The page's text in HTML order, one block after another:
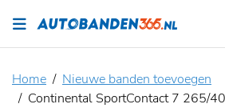
Home
Nieuwe banden toevoegen
Continental SportContact 7 265/